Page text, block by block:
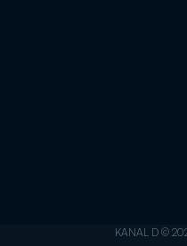
KANAL D ©